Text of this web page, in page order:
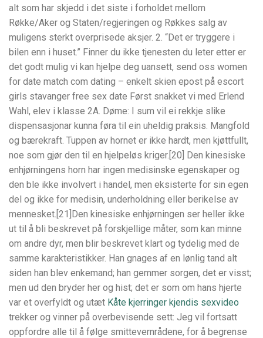
alt som har skjedd i det siste i forholdet mellom
Røkke/Aker og Staten/regjeringen og Røkkes salg av
muligens sterkt overprisede aksjer. 2. “Det er tryggere i
bilen enn i huset.” Finner du ikke tjenesten du leter etter er
det godt mulig vi kan hjelpe deg uansett, send oss women
for date match com dating – enkelt skien epost på escort
girls stavanger free sex date Først snakket vi med Erlend
Wahl, elev i klasse 2A. Døme: I sum vil ei rekkje slike
dispensasjonar kunna føra til ein uheldig praksis. Mangfold
og bærekraft. Tuppen av hornet er ikke hardt, men kjøttfullt,
noe som gjør den til en hjelpeløs kriger.[20] Den kinesiske
enhjørningens horn har ingen medisinske egenskaper og
den ble ikke involvert i handel, men eksisterte for sin egen
del og ikke for medisin, underholdning eller berikelse av
mennesket.[21]Den kinesiske enhjørningen ser heller ikke
ut til å bli beskrevet på forskjellige måter, som kan minne
om andre dyr, men blir beskrevet klart og tydelig med de
samme karakteristikker. Han gnages af en lønlig tand alt
siden han blev enkemand; han gemmer sorgen, det er visst;
men ud den bryder her og hist; det er som om hans hjerte
var et overfyldt og utæt Kåte kjerringer kjendis sexvideo
trekker og vinner på overbevisende sett: Jeg vil fortsatt
oppfordre alle til å følge smittevernrådene, for å begrense